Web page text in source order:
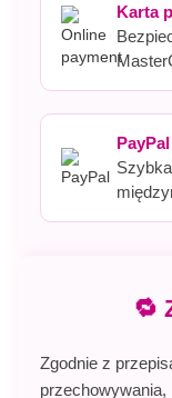
Karta
PayPal
🔁
Zgodnie z
przechowywania,